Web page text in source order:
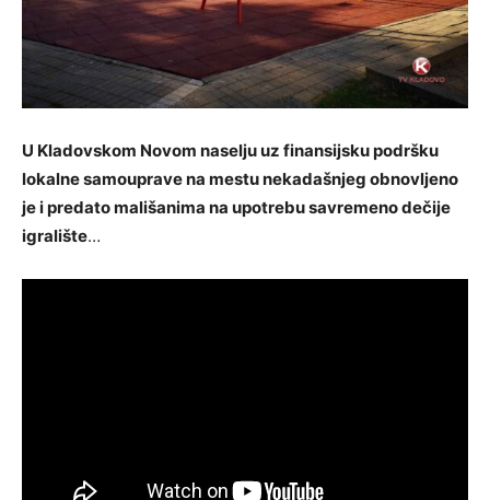
U Kladovskom Novom naselju uz finansijsku podršku
lokalne samouprave na mestu nekadašnjeg obnovljeno
je i predato mališanima na upotrebu savremeno dečije
igralište…